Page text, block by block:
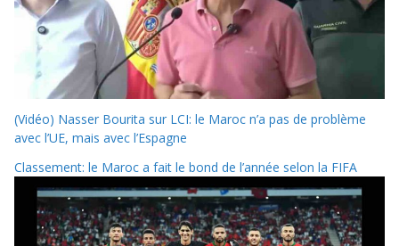
(Vidéo) Nasser Bourita sur LCI: le Maroc n’a pas de problème
avec l’UE, mais avec l’Espagne
Classement: le Maroc a fait le bond de l’année selon la FIFA